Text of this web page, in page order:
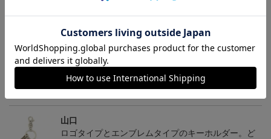
トピックス
山口
裏地もしっかりついています！オールシーズン使え
るアウタージャケット
山口
ロゴタイプとエンブレムタイプのキーホルダー。ど